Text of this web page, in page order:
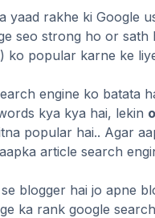
yaad rakhe ki Google
seo strong ho or
ko popular karne ke
engine ko batata
kya kya hai, lekin
popular hai.. Agar
article search
blogger hai jo apne
ka rank google